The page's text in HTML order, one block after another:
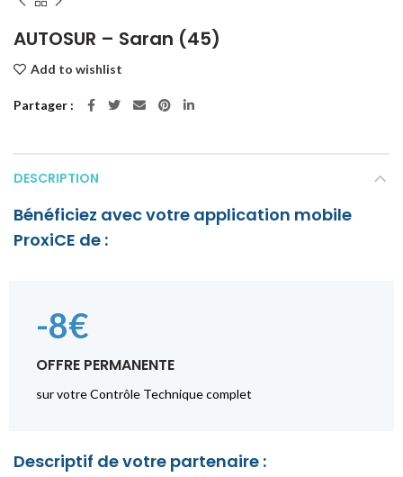
AUTOSUR – Saran (45)
Add to wishlist
Partager
DESCRIPTION
Bénéficiez avec votre application mobile
ProxiCE de :
-8€
OFFRE PERMANENTE
sur votre Contrôle Technique complet
Descriptif de votre partenaire :